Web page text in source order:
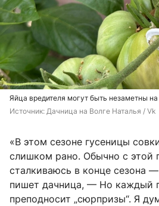
Яйца вредителя могут быть незаметны на
Источник: Дачница на Волге Наталья / Vk
«В этом сезоне гусеницы
слишком рано. Обычно с этой
сталкиваюсь в конце сезона
пишет дачница, — Но каждый
преподносит „сюрпризы“. Я